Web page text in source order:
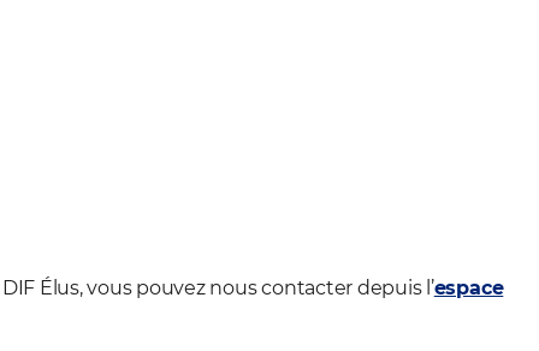
Élus, vous pouvez nous contacter depuis l’espace